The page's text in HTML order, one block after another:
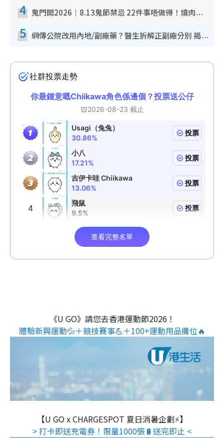
4 鬼門開2026｜8.13鬼節禁忌 22件事唔做得！燒肉、刺身要少食？半夜勿吹口哨/打呢個電話
5 網傳公院改用內地/副廠藥？醫生拆解正副廠分別 揭4類人換藥隨時出事
《U GO》請您去香港運動節2026！
體驗新興運動💦＋競技賽事💪＋100+運動用品攤位🔥
【U GO x CHARGESPOT 夏日消暑企劃⚡】
> 打卡即送充電券！限量1000張🔋送完即止 <